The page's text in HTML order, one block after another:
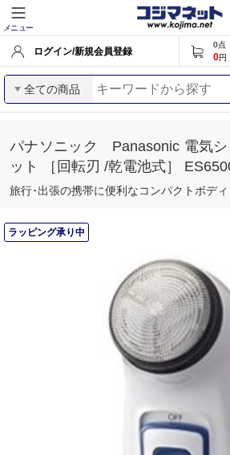
メニュー
ログイン/新規会員登録
0点
0円
全ての商品
パナソニック Panasonic 電気シ
ット ［回転刃 /乾電池式］
旅行･出張の携帯に便利なコンパクトボディ
ラッピング承り中